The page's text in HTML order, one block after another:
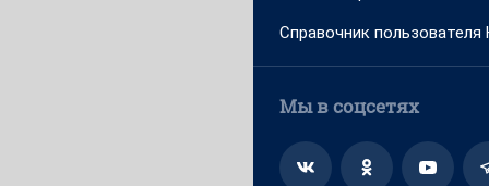
Справочник пользователя
Мы в соцсетях